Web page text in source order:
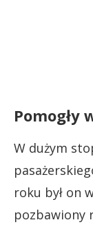
Pomogły
W dużym
roku był on
pozbawiony